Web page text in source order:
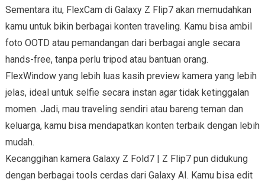
Sementara itu, FlexCam di Galaxy Z Flip7 akan memudahkan
kamu untuk bikin berbagai konten traveling. Kamu bisa ambil
foto OOTD atau pemandangan dari berbagai angle secara
hands-free, tanpa perlu tripod atau bantuan orang.
FlexWindow yang lebih luas kasih preview kamera yang lebih
jelas, ideal untuk selfie secara instan agar tidak ketinggalan
momen. Jadi, mau traveling sendiri atau bareng teman dan
keluarga, kamu bisa mendapatkan konten terbaik dengan lebih
mudah.
Kecanggihan kamera Galaxy Z Fold7 | Z Flip7 pun didukung
dengan berbagai tools cerdas dari Galaxy AI. Kamu bisa edit